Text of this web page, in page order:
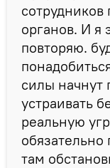
органов. И я
повторяю.
силы начнут
устраивать
реальную
там